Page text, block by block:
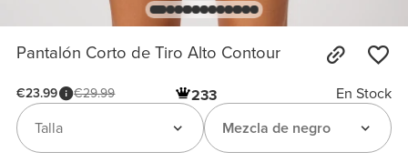
Pantalón Corto de Tiro Alto Contour
€23.99 €29.99 233
En Stock
Mezcla de negro
Talla